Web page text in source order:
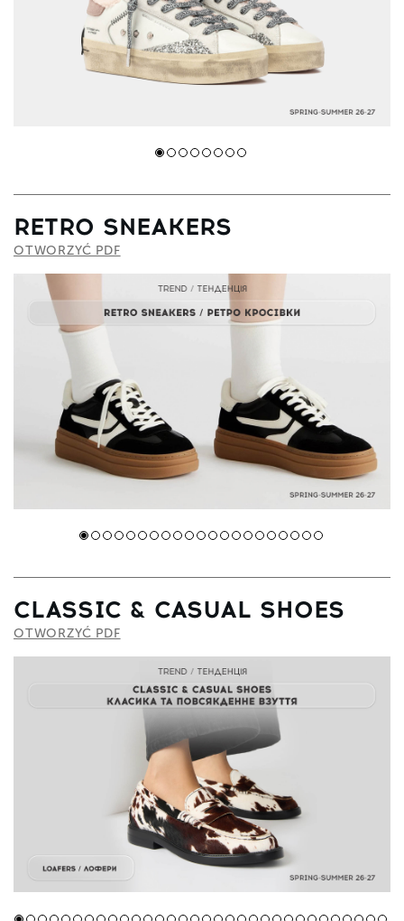
RETRO SNEAKERS
OTWORZYĆ PDF
CLASSIC & CASUAL SHOES
OTWORZYĆ PDF